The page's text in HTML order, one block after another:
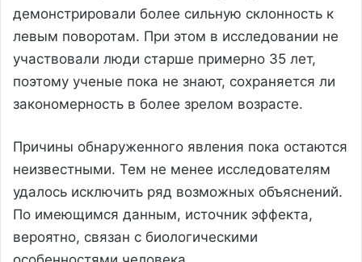
демонстрировали более сильную склонность к
левым поворотам. При этом в исследовании не
участвовали люди старше примерно 35 лет,
поэтому ученые пока не знают, сохраняется ли
закономерность в более зрелом возрасте.
Причины обнаруженного явления пока остаются
неизвестными. Тем не менее исследователям
удалось исключить ряд возможных объяснений.
По имеющимся данным, источник эффекта,
вероятно, связан с биологическими